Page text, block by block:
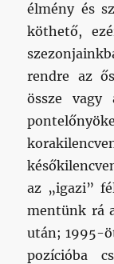
élmény és
köthető,
rendre az
össze vagy
az „igazi”
mentünk rá
után; 1995-
pozícióba